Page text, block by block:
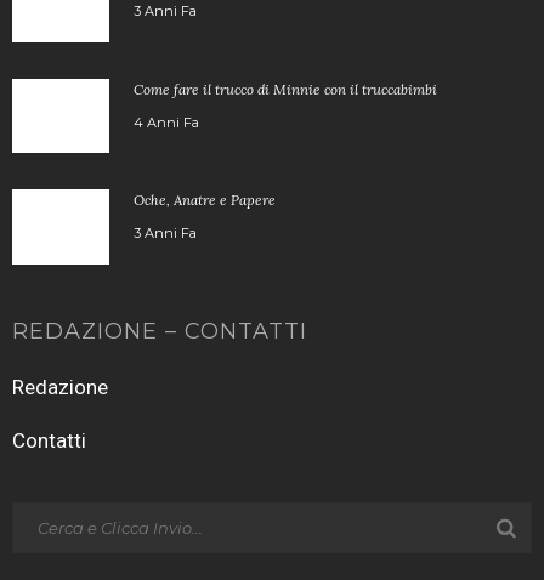
3 Anni Fa
Come fare il trucco di Minnie con il truccabimbi
4 Anni Fa
Oche, Anatre e Papere
3 Anni Fa
REDAZIONE – CONTATTI
Redazione
Contatti